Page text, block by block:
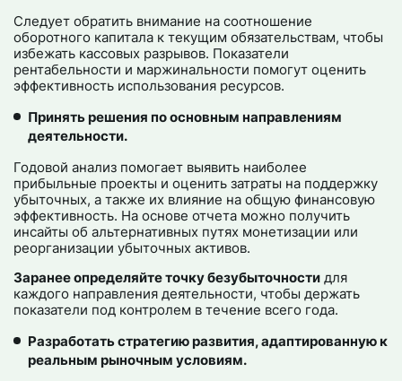
Следует обратить внимание на соотношение
оборотного капитала к текущим обязательствам, чтобы
избежать кассовых разрывов. Показатели
рентабельности и маржинальности помогут оценить
эффективность использования ресурсов.
Принять решения по основным направлениям
деятельности.
Годовой анализ помогает выявить наиболее
прибыльные проекты и оценить затраты на поддержку
убыточных, а также их влияние на общую финансовую
эффективность. На основе отчета можно получить
инсайты об альтернативных путях монетизации или
реорганизации убыточных активов.
Заранее определяйте точку безубыточности для
каждого направления деятельности, чтобы держать
показатели под контролем в течение всего года.
Разработать стратегию развития, адаптированную к
реальным рыночным условиям.